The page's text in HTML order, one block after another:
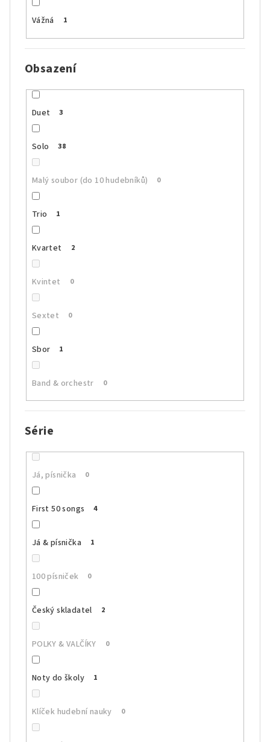
Vážná 1
Obsazení
Duet 3
Solo 38
Malý soubor (do 10 hudebníků) 0
Trio 1
Kvartet 2
Kvintet 0
Sextet 0
Sbor 1
Band & orchestr 0
Série
Já, písnička 0
First 50 songs 4
Já & písnička 1
100 písniček 0
Český skladatel 2
POLKY & VALČÍKY 0
Noty do školy 1
Klíček hudební nauky 0